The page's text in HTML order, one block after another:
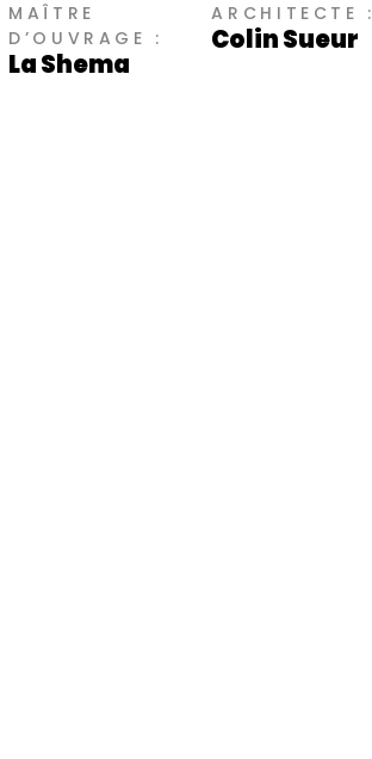
MAÎTRE
D’OUVRAGE :
La Shema
ARCHITECTE :
Colin Sueur